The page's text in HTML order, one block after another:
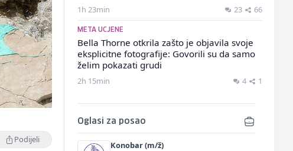
Podijeli
1h 23min 23 66
META UCJENE
Bella Thorne otkrila zašto je objavila svoje
eksplicitne fotografije: Govorili su da samo
želim pokazati grudi
2h 15min 4 1
Oglasi za posao
Konobar (m/ž)